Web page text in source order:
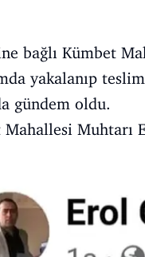
bağlı Kümbet
yakalanıp
gündem oldu.
Muhtarı